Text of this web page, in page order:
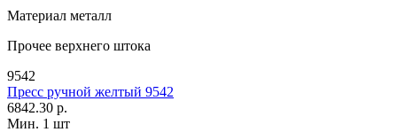
Материал металл
Прочее верхнего штока
9542
Пресс ручной желтый 9542
6842.30 р.
Мин. 1 шт